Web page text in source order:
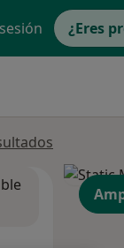
¿Eres